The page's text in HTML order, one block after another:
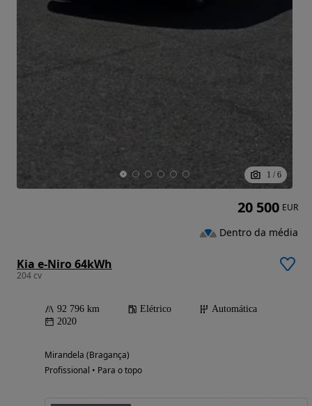
1 / 6
Kia e-Niro 64kWh
204 cv
92 796 km Elétrico
Automática
2020
Mirandela (Bragança)
Profissional • Para o topo
20 500 EUR
Dentro da média